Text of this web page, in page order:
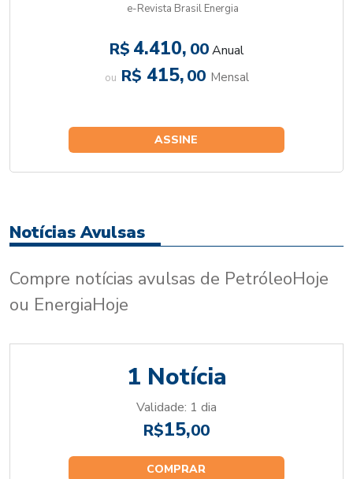
e-Revista Brasil Energia
R$ 4.410, 00 Anual
ou R$ 415,00 Mensal
ASSINE
Notícias Avulsas
Compre notícias avulsas de PetróleoHoje
ou EnergiaHoje
1 Notícia
Validade: 1 dia
R$15,00
COMPRAR